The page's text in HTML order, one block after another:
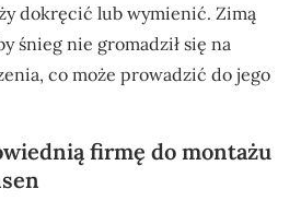
dokręcić lub wymienić. Zimą
śnieg nie gromadził się na
co może prowadzić do jego
firmę do montażu